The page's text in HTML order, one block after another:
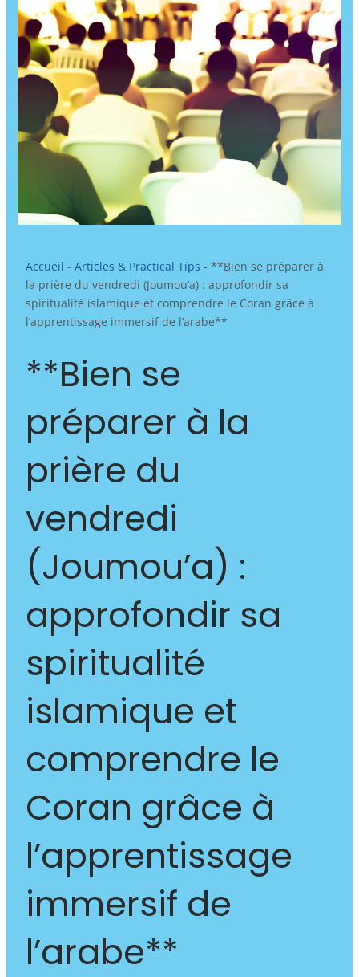
Accueil - Articles & Practical Tips - **Bien se préparer à
la prière du vendredi (Joumou’a) : approfondir sa
spiritualité islamique et comprendre le Coran grâce à
l’apprentissage immersif de l’arabe**
**Bien se
préparer à la
prière du
vendredi
(Joumou’a) :
approfondir sa
spiritualité
islamique et
comprendre le
Coran grâce à
l’apprentissage
immersif de
l’arabe**